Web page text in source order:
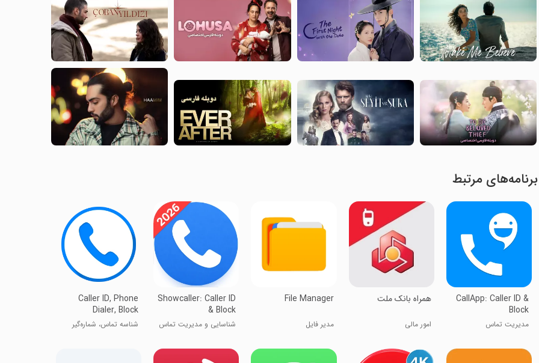
برنامه‌های مرتبط
CallApp: Caller ID &
Block
مدیریت تماس
همراه بانک ملت
امور مالی
File Manager
مدیر فایل
Showcaller: Caller ID
& Block
شناسایی و مدیریت تماس
Caller ID, Phone
Dialer, Block
شناسه تماس، شماره‌گیر